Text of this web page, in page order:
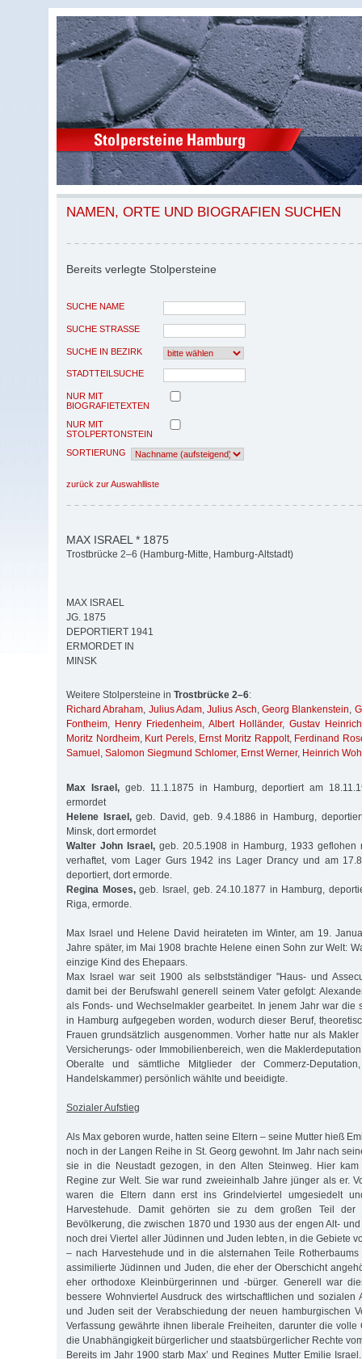
NAMEN, ORTE UND BIOGRAFIEN SUCHEN
Bereits verlegte Stolpersteine
SUCHE NAME
SUCHE STRASSE
SUCHE IN BEZIRK
STADTTEILSUCHE
NUR MIT
BIOGRAFIETEXTEN
NUR MIT
STOLPERTONSTEIN
SORTIERUNG
zurück zur Auswahlliste
MAX ISRAEL * 1875
Trostbrücke 2–6 (Hamburg-Mitte, Hamburg-Altstadt)
MAX ISRAEL
JG. 1875
DEPORTIERT 1941
ERMORDET IN
MINSK
Weitere Stolpersteine in Trostbrücke 2–6:
Richard Abraham, Julius Adam,Julius Asch, Georg Blankenstein,
Fontheim, Henry Friedenheim, Albert Holländer, Gustav
Moritz Nordheim, Kurt Perels, Ernst Moritz Rappolt, Ferdinand
Samuel , Salomon Siegmund Schlomer, Ernst Werner, Heinrich
Max Israel,geb. 11.1.1875 in Hamburg, deportiert am
ermordet
Helene Israel,geb. David, geb. 9.4.1886 in Hamburg,
Minsk, dort ermordet
Walter John Israel, geb. 20.5.1908 in Hamburg, 1933 geflohen
verhaftet, vom Lager Gurs 1942 ins Lager Drancy und am
deportiert, dort ermorde.
Regina Moses,geb. Israel, geb. 24.10.1877 in Hamburg,
Riga, ermorde.
Max Israel und Helene David heirateten im Winter, am 19.
Jahre später, im Mai 1908 brachte Helene einen Sohn zur Welt:
einzige Kind des Ehepaars.
Max Israel war seit 1900 als selbstständiger "Haus- und
damit bei der Berufswahl generell seinem Vater gefolgt:
als Fonds- und Wechselmakler gearbeitet. In jenem Jahr war die
in Hamburg aufgegeben worden, wodurch dieser Beruf,
Frauen grundsätzlich ausgenommen. Vorher hatte nur als
Versicherungs- oder Immobilienbereich, wen die
Oberalte und sämtliche Mitglieder der Commerz-
Handelskammer) persönlich wählte und beeidigte.
Sozialer Aufstieg
Als Max geboren wurde, hatten seine Eltern – seine Mutter hieß
noch in der Langen Reihe in St. Georg gewohnt. Im Jahr nach
sie in die Neustadt gezogen, in den Alten Steinweg. Hier kam
Regine zur Welt. Sie war rund zweieinhalb Jahre jünger als er.
waren die Eltern dann erst ins Grindelviertel umgesiedelt
Harvestehude. Damit gehörten sie zu dem großen Teil der
Bevölkerung, die zwischen 1870 und 1930 aus der engen Alt-
noch drei Viertel aller Jüdinnen und Juden lebten, in die Gebiete
– nach Harvestehude und in die alsternahen Teile
assimilierte Jüdinnen und Juden, die eher der Oberschicht
eher orthodoxe Kleinbürgerinnen und -bürger. Generell war
bessere Wohnviertel Ausdruck des wirtschaftlichen und sozialen
und Juden seit der Verabschiedung der neuen hamburgischen
Verfassung gewährte ihnen liberale Freiheiten, darunter die volle
die Unabhängigkeit bürgerlicher und staatsbürgerlicher Rechte
Bereits im Jahr 1900 starb Max’ und Regines Mutter Emilie